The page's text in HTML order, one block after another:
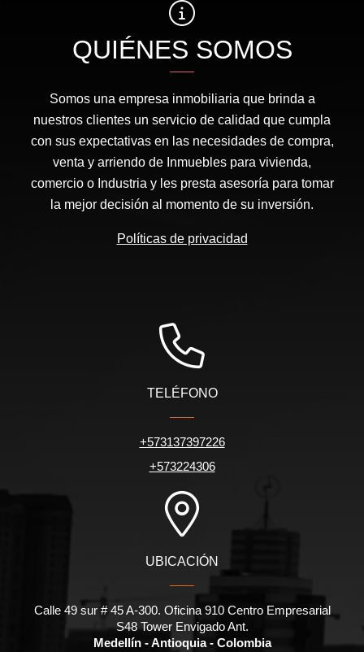
QUIÉNES SOMOS
Somos una empresa inmobiliaria que brinda a
nuestros clientes un servicio de calidad que cumpla
con sus expectativas en las necesidades de compra,
venta y arriendo de Inmuebles para vivienda,
comercio o Industria y les presta asesoría para tomar
la mejor decisión al momento de su inversión.
Políticas de privacidad
TELÉFONO
+573137397226
+573224306
UBICACIÓN
Calle 49 sur # 45 A-300. Oficina 910 Centro Empresarial
S48 Tower Envigado Ant.
Medellín - Antioquia - Colombia